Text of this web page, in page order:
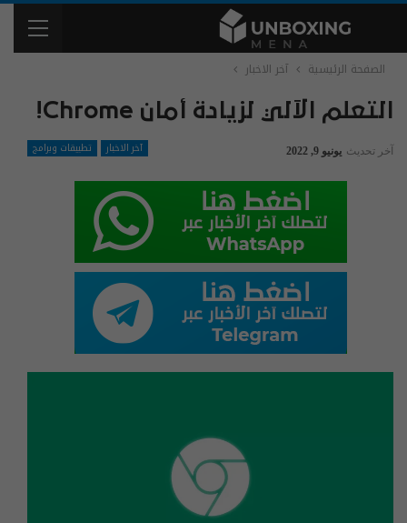
الصفحة الرئيسية آخر الاخبار
التعلم الآلي لزيادة أمان Chrome!
آخر الاخبار تطبيقات وبرامج آخر تحديث يونيو 9, 2022